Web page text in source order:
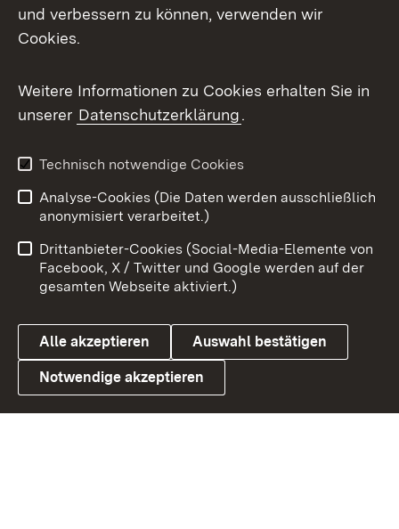
Facebook
X / Twitter
Youtube
Link zum Landesportal
Impressum
Kontakt
Barrierefreiheit
Datenschutz
Cookies
und verbessern zu können, verwenden wir
Cookies.
Weitere Informationen zu Cookies erhalten Sie in
unserer Datenschutzerklärung.
Technisch notwendige Cookies
Analyse-Cookies (Die Daten werden ausschließlich
anonymisiert verarbeitet.)
Drittanbieter-Cookies (Social-Media-Elemente von
Facebook, X / Twitter und Google werden auf der
gesamten Webseite aktiviert.)
Alle akzeptieren Auswahl bestätigen
Notwendige akzeptieren